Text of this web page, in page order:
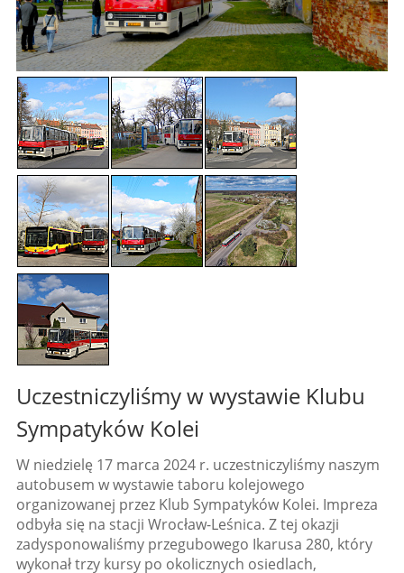
Uczestniczyliśmy w wystawie Klubu
Sympatyków Kolei
W niedzielę 17 marca 2024 r. uczestniczyliśmy naszym
autobusem w wystawie taboru kolejowego
organizowanej przez Klub Sympatyków Kolei. Impreza
odbyła się na stacji Wrocław-Leśnica. Z tej okazji
zadysponowaliśmy przegubowego Ikarusa 280, który
wykonał trzy kursy po okolicznych osiedlach,